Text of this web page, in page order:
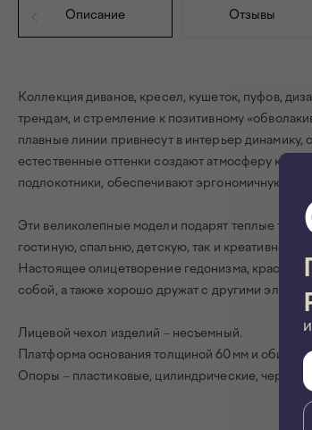
Описание Отзывы
Коллекция диванов, кресел, кушеток, пуфов,
трендам, и стремление к позитивному
плавные линии привнесут в интерьер
естественные оттенки создают атмосферу
подлокотники, обеспечивают эргономичную
Эти великолепные модели подарят теплые
гостиную, спальню, детскую, так и креативное
Настоящее олицетворение гедонизма, красоты
собой, а также хорошо дружат с другими
Лицевой чехол изделий – несъемный.
Платформа основания толщиной 60мм и обита
Опоры – пластиковые, цилиндрические, черного